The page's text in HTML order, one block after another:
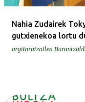
Nahia Zudairek
gutxienekoa lortu
argitaratzailea